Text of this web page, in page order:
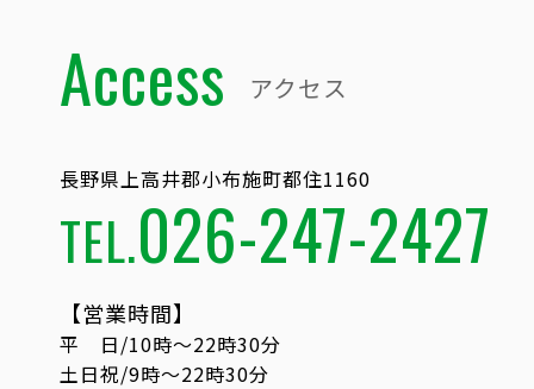
Access アクセス
長野県上高井郡小布施町都住1160
TEL.026-247-2427
【営業時間】
平 日/10時〜22時30分
土日祝/9時〜22時30分